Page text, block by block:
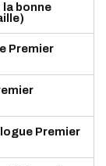
la bonne
Premier
Premier